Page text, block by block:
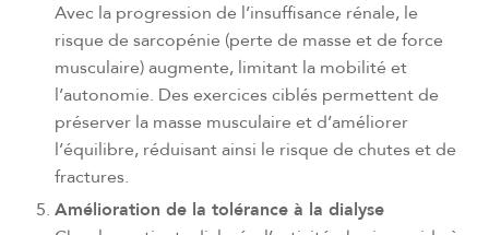
Avec la progression de l’insuffisance rénale, le
risque de sarcopénie (perte de masse et de force
musculaire) augmente, limitant la mobilité et
l’autonomie. Des exercices ciblés permettent de
préserver la masse musculaire et d’améliorer
l’équilibre, réduisant ainsi le risque de chutes et de
fractures.
Amélioration de la tolérance à la dialyse